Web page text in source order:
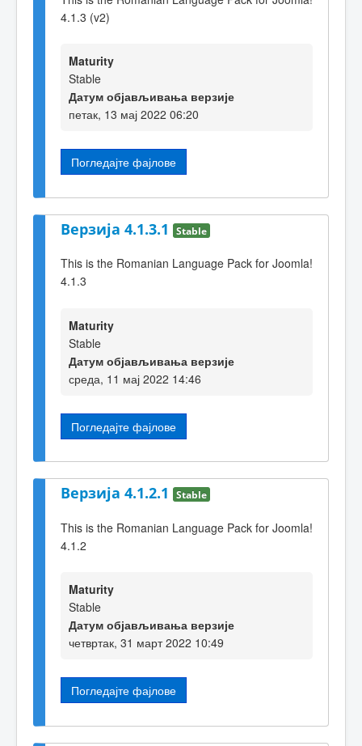
4.1.3 (v2)
Maturity
Stable
Датум објављивања верзије
петак, 13 мај 2022 06:20
Погледајте фајлове
Верзија 4.1.3.1 Stable
This is the Romanian Language Pack for Joomla!
4.1.3
Maturity
Stable
Датум објављивања верзије
среда, 11 мај 2022 14:46
Погледајте фајлове
Верзија 4.1.2.1 Stable
This is the Romanian Language Pack for Joomla!
4.1.2
Maturity
Stable
Датум објављивања верзије
четвртак, 31 март 2022 10:49
Погледајте фајлове